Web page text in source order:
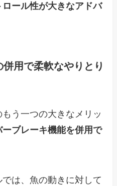
ール性が大きなアドバ
用で柔軟なやりとり
う一つの大きなメリッ
ーブレーキ機能を併用で
は、魚の動きに対して